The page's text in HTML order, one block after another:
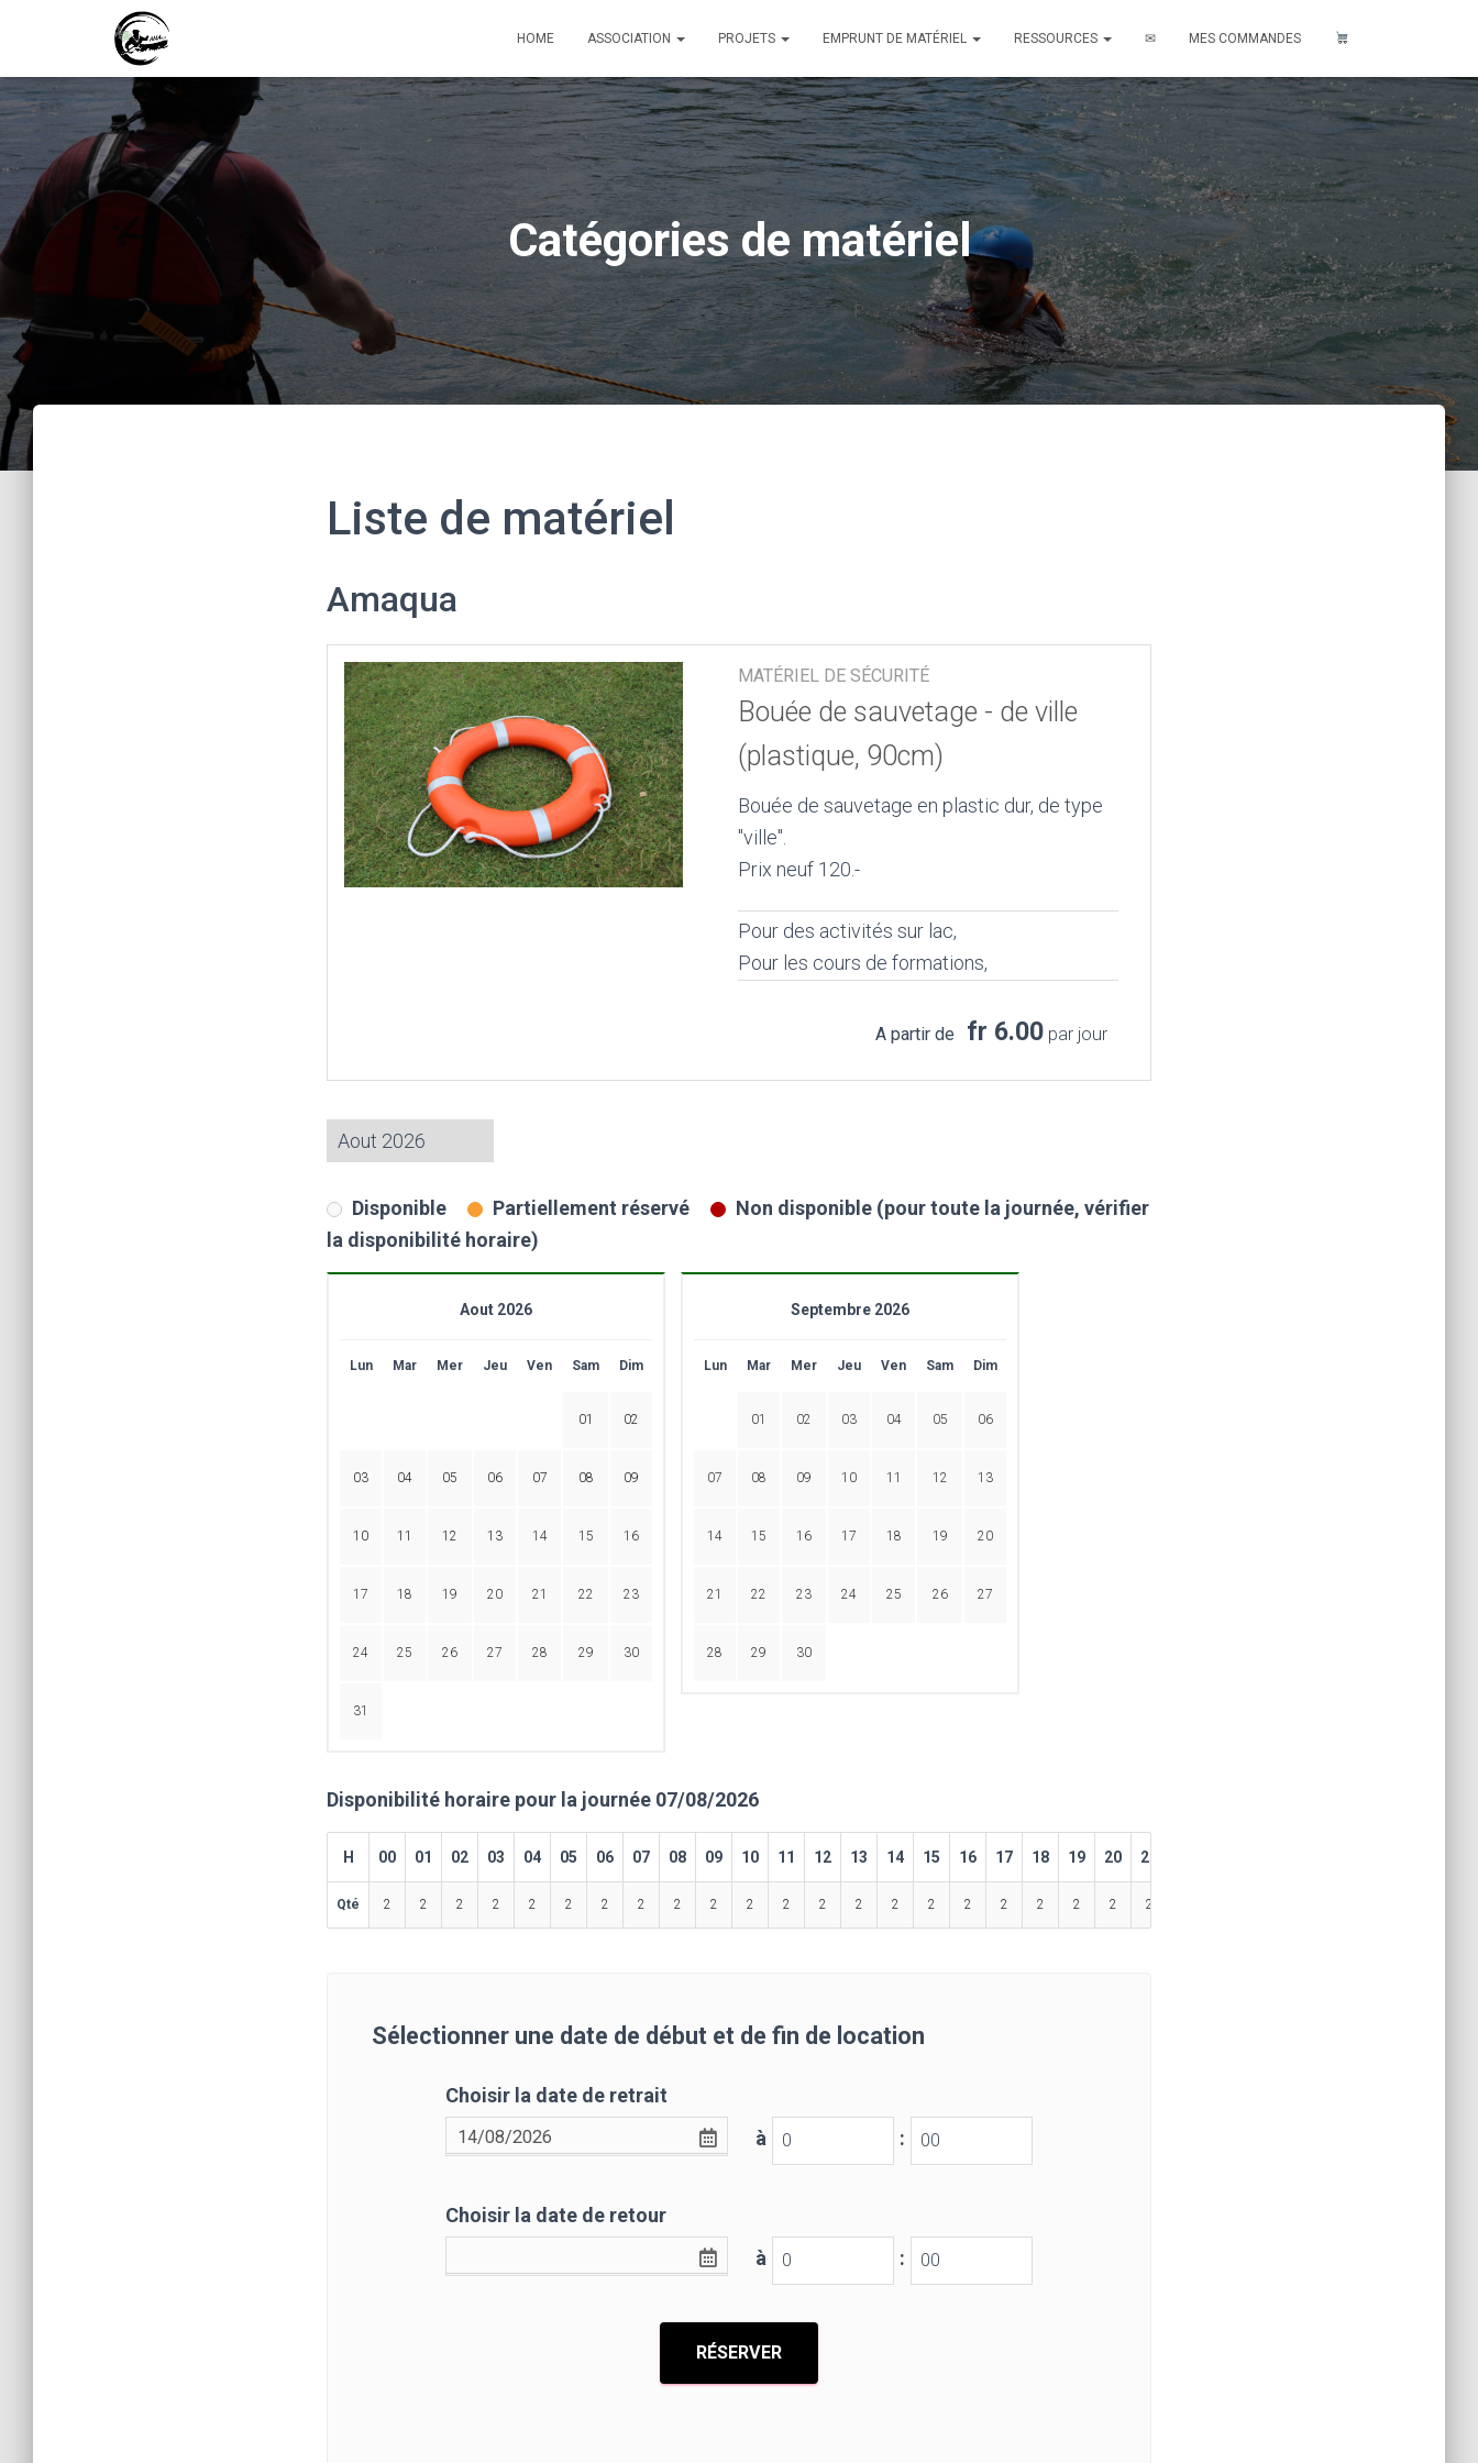
HOME ASSOCIATION PROJETS EMPRUNT DE MATÉRIEL RESSOURCES ✉ MES COMMANDES
Catégories de matériel
Liste de matériel
Amaqua
MATÉRIEL DE SÉCURITÉ
Bouée de sauvetage - de ville
(plastique, 90cm)
Bouée de sauvetage en plastic dur, de type
"ville".
Prix neuf 120.-
Pour des activités sur lac,
Pour les cours de formations,
A partir de fr 6.00 par jour
Disponible Partiellement réservé
Non disponible (pour toute la journée, vérifier
la disponibilité horaire)
Aout 2026
Lun Mar Mer Jeu Ven Sam Dim
01 02
03 04 05 06 07 08 09
10 11 12 13 14 15 16
17 18 19 20 21 22 23
24 25 26 27 28 29 30
31
Septembre 2026
Lun Mar Mer Jeu Ven Sam Dim
01 02 03 04 05 06
07 08 09 10 11 12 13
14 15 16 17 18 19 20
21 22 23 24 25 26 27
28 29 30
Disponibilité horaire pour la journée 07/08/2026
H 00 01 02 03 04 05 06 07 08 09 10 11 12 13 14 15 16 17 18 19 20 21
Qté 2 2 2 2 2 2 2 2 2 2 2 2 2 2 2 2 2 2 2 2 2 2
Sélectionner une date de début et de fin de location
Choisir la date de retrait
à
:
Choisir la date de retour
à
: